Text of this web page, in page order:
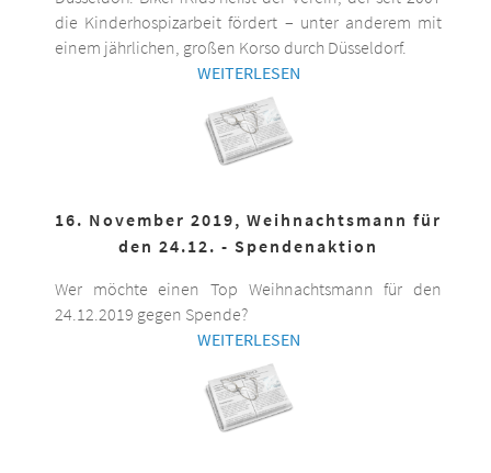
die Kinderhospizarbeit fördert – unter anderem mit
einem jährlichen, großen Korso durch Düsseldorf.
WEITERLESEN
16. November 2019, Weihnachtsmann für
den 24.12. - Spendenaktion
Wer möchte einen Top Weihnachtsmann für den
24.12.2019 gegen Spende?
WEITERLESEN